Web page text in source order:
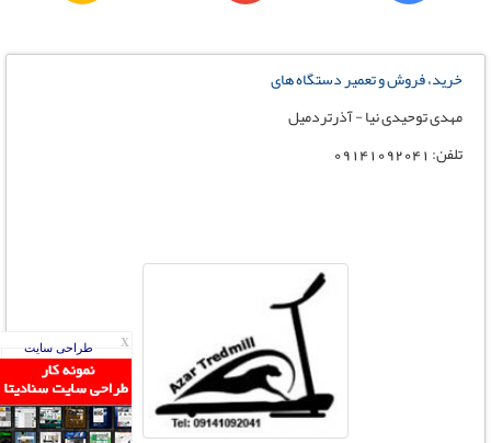
X طراحی سایت
خرید، فروش و تعمیر دستگاه های
مهدی توحیدی نیا - آذرتردمیل
تلفن: 09141092041